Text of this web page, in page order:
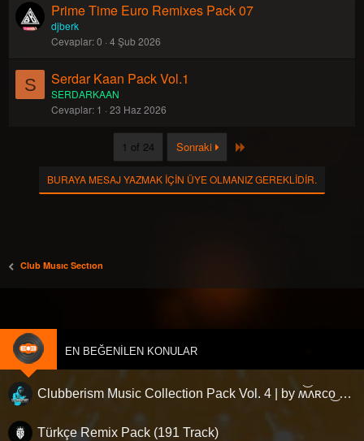
Prime Time Euro Remixes Pack 07
djberk
Cevaplar 0 4 Şub 2026
S Serdar Kaan Pack Vol.1
SERDARKAAN
Cevaplar 1 23 Haz 2026
1 of 24 Sonraki
BURAYA MESAJ YAZMAK IÇIN ÜYE OLMANIZ GEREKLIDIR.
Club Musıc Sectıon
EN BEĞENILEN KONULAR
Clubberism Music Collection Pack Vol. 4 | by ʍ͝ʌʀco͜ ʌɴϯσɴio ҇
Türkçe Remix Pack (191 Track)